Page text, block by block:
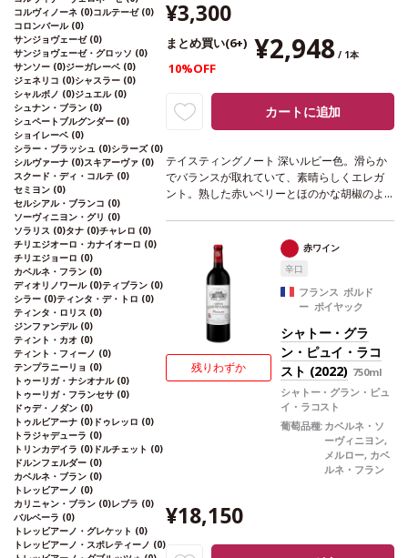
コルヴィノーネ (0)コルテーゼ (0)
コロンバール (0)
サンジョヴェーゼ (0)
サンジョヴェーゼ・グロッソ (0)
サンソー (0)ジーガレーベ (0)
ジェネリコ (0)シャスラー (0)
シャルボノ (0)ジュエル (0)
シュナン・ブラン (0)
シュペートブルグンダー (0)
ショイレーベ (0)
シラー・ブラッシュ (0)シラーズ (0)
シルヴァーナ (0)スキアーヴァ (0)
スクード・ディ・コルテ (0)
セミヨン (0)
セルシアル・ブランコ (0)
ソーヴィニヨン・グリ (0)
ソラリス (0)タナ (0)チャレロ (0)
チリエジオーロ・カナイオーロ (0)
チリエジョーロ (0)
カベルネ・フラン (0)
ディオリノワール (0)ティブラン (0)
シラー (0)ティンタ・デ・トロ (0)
ティンタ・ロリス (0)
ジンファンデル (0)
ティント・カオ (0)
ティント・フィーノ (0)
テンプラニーリョ (0)
トゥーリガ・ナシオナル (0)
トゥーリガ・フランセサ (0)
ドゥデ・ノダン (0)
トゥルビアーナ (0)ドゥレッロ (0)
トラジャデューラ (0)
トリンカデイラ (0)ドルチェット (0)
ドルンフェルダー (0)
カベルネ・ブラン (0)
トレッビアーノ (0)
カリニャン・ブラン (0)レブラ (0)
バルベーラ (0)
トレッビアーノ・グレケット (0)
トレッビアーノ・スポレティーノ (0)
¥3,300
まとめ買い(6+) ¥2,948/ 1本
10%OFF
カートに追加
テイスティングノート 深いルビー色。滑らか
でバランスが取れていて、素晴らしくエレガ
ント。熟した赤いベリーとほのかな胡椒のよ
心地よく長い余韻が続く。合う料理グリルし
たビーフや野菜、チキンの照り焼きなどと好
葡萄品種 アリカンテ・ブーシェ 100%
本ヴィンテージが在庫切れの場合、在庫があ
り価格が同様の場合は自動的に次のヴィンテ
ージに変更されます、ご了承ください。
残りわずか
赤ワイン
辛口
フランス ボルド
ー ポイヤック
シャトー・グラ
ン・ピュイ・ラコ
スト (2022) 750ml
シャトー・グラン・ピュ
イ・ラコスト
葡萄品種: カベルネ・ソ
ーヴィニヨン,
メルロー, カベ
ルネ・フラン
¥18,150